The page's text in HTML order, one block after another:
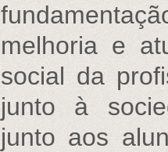
melhoria e
social da
junto à
junto aos